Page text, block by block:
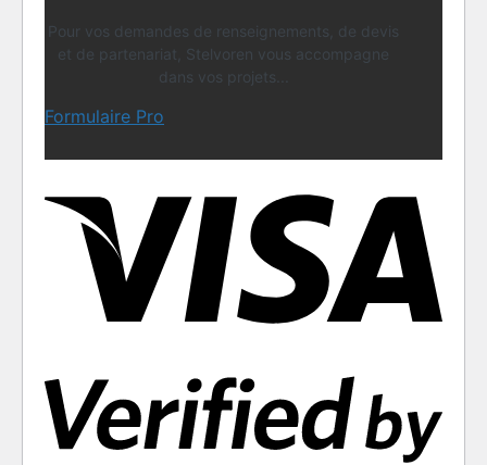
Pour vos demandes de renseignements, de devis
et de partenariat, Stelvoren vous accompagne
dans vos projets...
Formulaire Pro